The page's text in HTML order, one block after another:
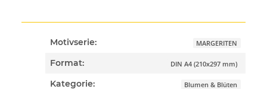
Motivserie: MARGERITEN
Format: DIN A4 (210x297 mm)
Kategorie: Blumen & Blüten